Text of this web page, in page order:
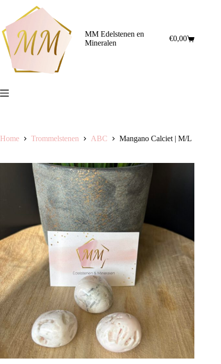
inhoud
MM Edelstenen en
Mineralen
Winkelwagen
€0,00
Home Trommelstenen ABC Mangano Calciet | M/L